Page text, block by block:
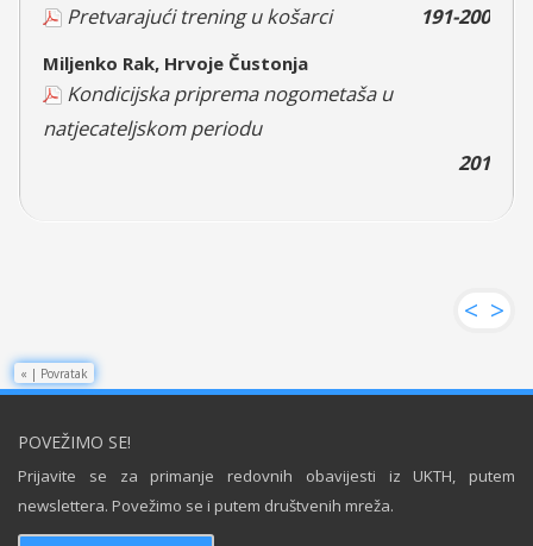
Pretvarajući trening u košarci 191-200
Miljenko Rak, Hrvoje Čustonja
Kondicijska priprema nogometaša u
natjecateljskom periodu
201
< >
« | Povratak
POVEŽIMO SE!
Prijavite se za primanje redovnih obavijesti iz UKTH, putem
newslettera. Povežimo se i putem društvenih mreža.